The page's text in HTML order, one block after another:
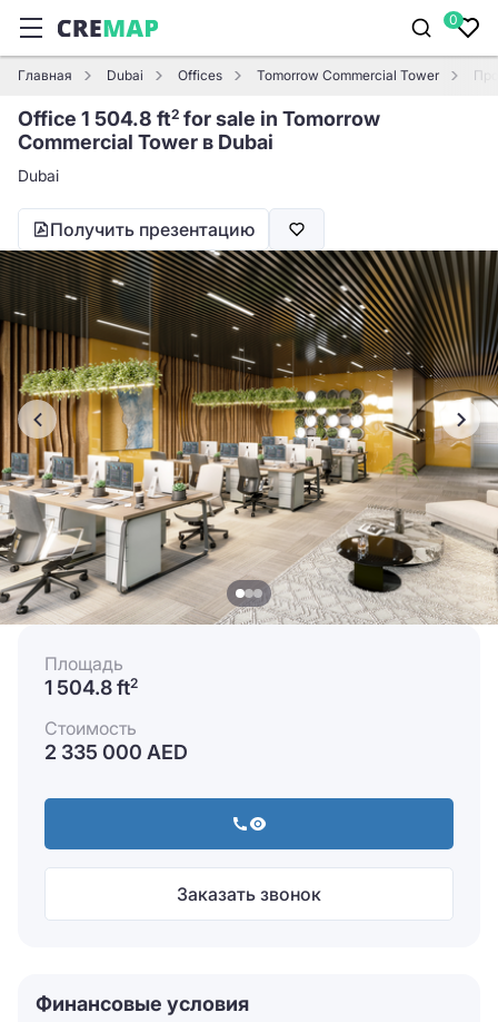
0
Главная Dubai Offices Tomorrow Commercial Tower
Office 1 504.8 ft2 for sale in Tomorrow
Commercial Tower в Dubai
Dubai
Получить презентацию
Площадь
1 504.8 ft2
Стоимость
2 335 000 AED
Заказать звонок
Финансовые условия